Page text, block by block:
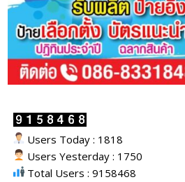
Users Today : 1818
Users Yesterday : 1750
Total Users : 9158468